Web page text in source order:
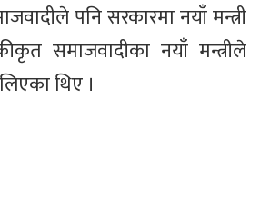
पनि सरकारमा नयाँ मन्त्री
समाजवादीका नयाँ मन्त्रीले
थिए ।